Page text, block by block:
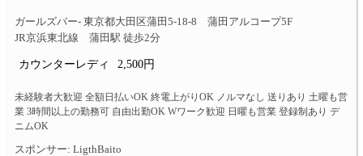
ガールズバー- 東京都大田区蒲田5-18-8 蒲田アルコープ5F
JR京浜東北線 蒲田駅 徒歩2分
カウンターレディ 2,500円
未経験者大歓迎 全額日払いOK 終電上がりOK ノルマなし 送りあり 土曜も営
業 3時間以上の勤務可 自由出勤OK Wワーク歓迎 日曜も営業 登録制あり デ
ニムOK
スポンサー: LigthBaito